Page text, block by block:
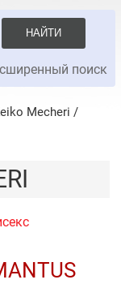
НАЙТИ
поиск
Mecheri /